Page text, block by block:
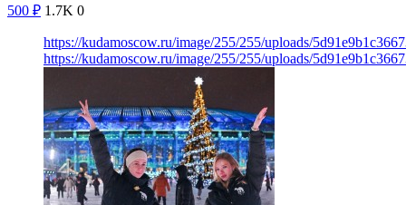
500 ₽ 1.7K 0
https://kudamoscow.ru/image/255/255/uploads/
https://kudamoscow.ru/image/255/255/uploads/